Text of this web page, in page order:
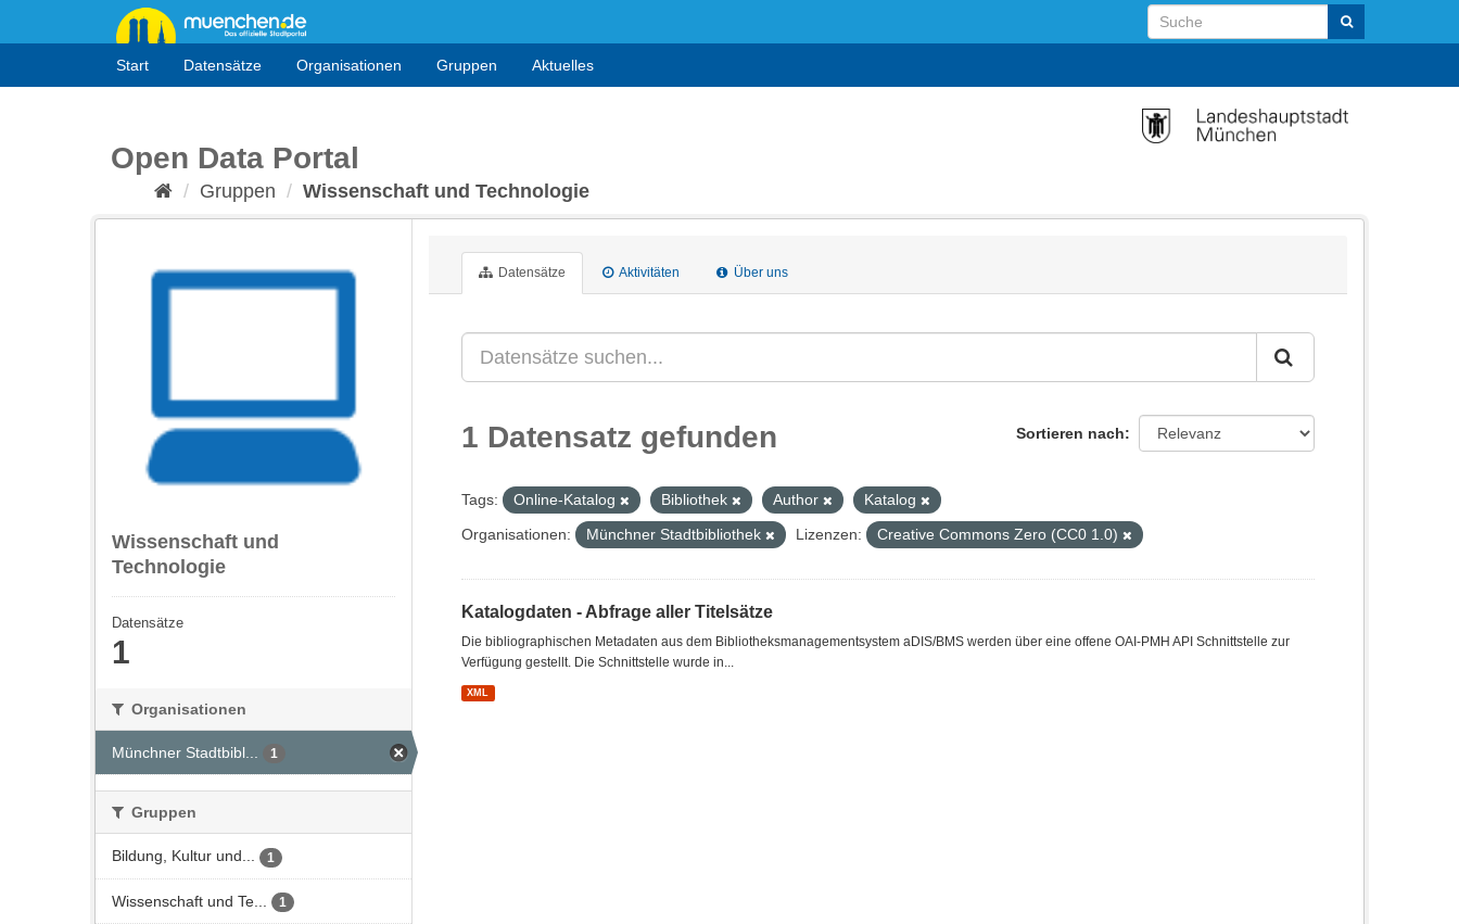
Start Datensätze Organisationen Gruppen Aktuelles
Open Data Portal
Gruppen Wissenschaft und Technologie
Wissenschaft und
Technologie
Datensätze
1
Organisationen
Münchner Stadtbibl... 1
Gruppen
Bildung, Kultur und... 1
Wissenschaft und Te... 1
Datensätze Aktivitäten Über uns
Sortieren nach
1 Datensatz gefunden
Tags: Online-Katalog Bibliothek Author
Katalog
Organisationen:
Münchner Stadtbibliothek Lizenzen: Creative Commons Zero (CC0 1.0)
Katalogdaten - Abfrage aller Titelsätze
Die bibliographischen Metadaten aus dem Bibliotheksmanagementsystem aDIS/BMS werden über eine offene OAI-PMH API Schnittstelle zur
Verfügung gestellt. Die Schnittstelle wurde in...
XML